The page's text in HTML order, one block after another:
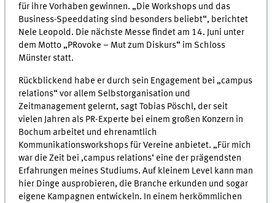
für ihre Vorhaben gewinnen. „Die Workshops und das
Business-Speeddating sind besonders beliebt“, berichtet
Nele Leopold. Die nächste Messe findet am 14. Juni unter
dem Motto „PRovoke – Mut zum Diskurs“ im Schloss
Münster statt.
Rückblickend habe er durch sein Engagement bei „campus
relations“ vor allem Selbstorganisation und
Zeitmanagement gelernt, sagt Tobias Pöschl, der seit
vielen Jahren als PR-Experte bei einem großen Konzern in
Bochum arbeitet und ehrenamtlich
Kommunikationsworkshops für Vereine anbietet. „Für mich
war die Zeit bei ‚campus relations‘ eine der prägendsten
Erfahrungen meines Studiums. Auf kleinem Level kann man
hier Dinge ausprobieren, die Branche erkunden und sogar
eigene Kampagnen entwickeln. In einem herkömmlichen